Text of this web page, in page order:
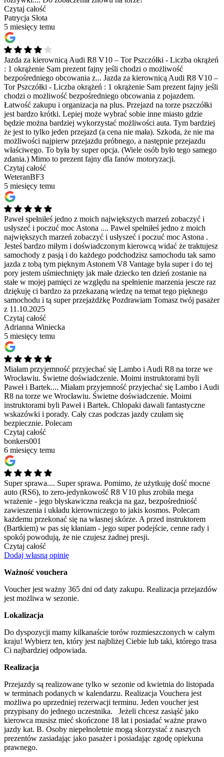
Czytaj całość
Patrycja Słota
5 miesięcy temu
Jazda za kierownicą Audi R8 V10 – Tor Pszczółki - Liczba okrążeń
: 1 okrążenie Sam prezent fajny jeśli chodzi o możliwość
bezpośredniego obcowania z... Jazda za kierownicą Audi R8 V10 –
Tor Pszczółki - Liczba okrążeń : 1 okrążenie Sam prezent fajny jeśli
chodzi o możliwość bezpośredniego obcowania z pojazdem.
Łatwość zakupu i organizacja na plus. Przejazd na torze pszczółki
jest bardzo krótki. Lepiej może wybrać sobie inne miasto gdzie
będzie można bardziej wykorzystać możliwości auta. Tym bardziej
że jest to tylko jeden przejazd (a cena nie mała). Szkoda, że nie ma
możliwości najpierw przejazdu próbnego, a następnie przejazdu
właściwego. To była by super opcja. (Wiele osób było tego samego
zdania.) Mimo to prezent fajny dla fanów motoryzacji.
Czytaj całość
WeteranBF3
5 miesięcy temu
Paweł spełniłeś jedno z moich największych marzeń zobaczyć i
usłyszeć i poczuć moc Astona .... Paweł spełniłeś jedno z moich
największych marzeń zobaczyć i usłyszeć i poczuć moc Astona .
Jesteś bardzo miłym i doświadczonym kierowcą widać że traktujesz
samochody z pasją i do każdego podchodzisz samochodu tak samo
jazda z tobą tym pięknym Astonem V8 Vantage była super i do tej
pory jestem uśmiechnięty jak małe dziecko ten dzień zostanie na
stałe w mojej pamięci ze względu na spełnienie marzenia jescze raz
dziękuję ci bardzo za przekazaną wiedzę na temat tego pięknego
samochodu i tą super przejażdżkę Pozdrawiam Tomasz twój pasażer
z 11.10.2025
Czytaj całość
Adrianna Winiecka
5 miesięcy temu
Miałam przyjemność przyjechać się Lambo i Audi R8 na torze we
Wrocławiu. Świetne doświadczenie. Moimi instruktorami byli
Paweł i Bartek.... Miałam przyjemność przyjechać się Lambo i Audi
R8 na torze we Wrocławiu. Świetne doświadczenie. Moimi
instruktorami byli Paweł i Bartek. Chlopaki dawali fantastyczne
wskazówki i porady. Cały czas podczas jazdy czułam się
bezpiecznie. Polecam
Czytaj całość
bonkers001
6 miesięcy temu
Super sprawa.... Super sprawa. Pomimo, że użytkuję dość mocne
auto (RS6), to zero-jedynkowość R8 V10 plus zrobiła mega
wrażenie - jego błyskawiczna reakcja na gaz, bezpośredniość
zawieszenia i układu kierowniczego to jakis kosmos. Polecam
każdemu przekonać się na własnej skórze. A przed instruktorem
(Bartkiem) w pas się kłaniam - jego super podejście, cenne rady i
spokój powodują, że nie czujesz żadnej presji.
Czytaj całość
Dodaj własną opinię
Ważność vouchera
Voucher jest ważny 365 dni od daty zakupu. Realizacja przejazdów
jest możliwa w sezonie.
Lokalizacja
Do dyspozycji mamy kilkanaście torów rozmieszczonych w całym
kraju! Wybierz ten, który jest najbliżej Ciebie lub taki, którego trasa
Ci najbardziej odpowiada.
Realizacja
Przejazdy są realizowane tylko w sezonie od kwietnia do listopada
w terminach podanych w kalendarzu. Realizacja Vouchera jest
możliwa po uprzedniej rezerwacji terminu. Jeden voucher jest
przypisany do jednego uczestnika. Jeżeli chcesz zasiąść jako
kierowca musisz mieć skończone 18 lat i posiadać ważne prawo
jazdy kat. B. Osoby niepełnoletnie mogą skorzystać z naszych
prezentów zasiadając jako pasażer i posiadając zgodę opiekuna
prawnego.